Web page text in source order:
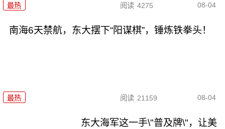
最热 阅读 4275 08-04
南海6天禁航，东大摆下“阳谋棋”，锤炼铁拳头！
最热 阅读 21159 08-04
东大海军这一手\"普及牌\"，让美